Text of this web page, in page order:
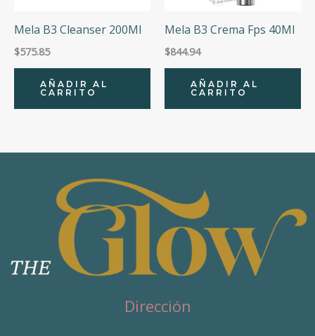
Mela B3 Cleanser 200Ml
$575.85
AÑADIR AL
CARRITO
Mela B3 Crema Fps 40Ml
$844.94
AÑADIR AL
CARRITO
Dirección